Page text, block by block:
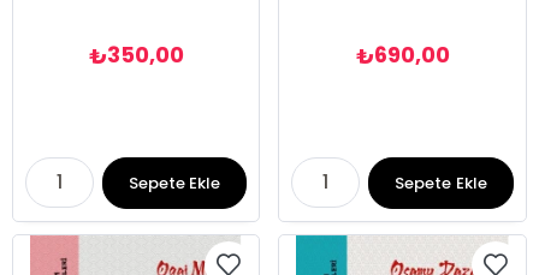
₺350,00
Sepete Ekle
₺690,00
Sepete Ekle